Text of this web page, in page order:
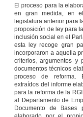
INTEGRADO Y
PERSONAL DE
INCLUSIÓN
Artículo 115
Definición y
duración.
Artículo 116
Relación del
Programa
y Personal
Inclusión
prestaciones
económicas
Sistema
El proceso para la
en gran medida, en
legislatura anterior para
proposición de ley para
inclusión social en el
esta ley recoge gran
incorporaron a aquella
criterios, argumentos y
documentos técnicos
proceso de reforma.
extraídos del informe
para la reforma de la
al Departamento de
Documento de